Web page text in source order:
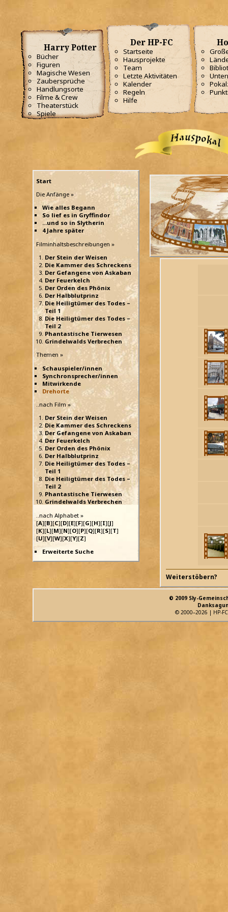
Harry Potter
Bücher
Figuren
Magische Wesen
Zaubersprüche
Handlungsorte
Filme & Crew
Theaterstück
Spiele
Der HP-FC
Startseite
Hausprojekte
Team
Letzte Aktivitäten
Kalender
Regeln
Hilfe
Start
Die Anfänge »
Wie alles Begann
So lief es in Gryffindor
...und so in Slytherin
4 Jahre später
Filminhaltsbeschreibungen »
Der Stein der Weisen
Die Kammer des Schreckens
Der Gefangene von Askaban
Der Feuerkelch
Der Orden des Phönix
Der Halbblutprinz
Die Heiligtümer des Todes –
Teil 1
Die Heiligtümer des Todes –
Teil 2
Phantastische Tierwesen
Grindelwalds Verbrechen
Themen »
Schauspieler/innen
Synchronsprecher/innen
Mitwirkende
Drehorte
..nach Film »
Der Stein der Weisen
Die Kammer des Schreckens
Der Gefangene von Askaban
Der Feuerkelch
Der Orden des Phönix
Der Halbblutprinz
Die Heiligtümer des Todes –
Teil 1
Die Heiligtümer des Todes –
Teil 2
Phantastische Tierwesen
Grindelwalds Verbrechen
..nach Alphabet »
[A][B][C][D][E][F][G][H][I][J]
[K][L][M][N][O][P][Q][R][S][T]
[U][V][W][X][Y][Z]
Erweiterte Suche
Weiterstöbern?
© 2009 Sly-
© 2000–2026 | HP-